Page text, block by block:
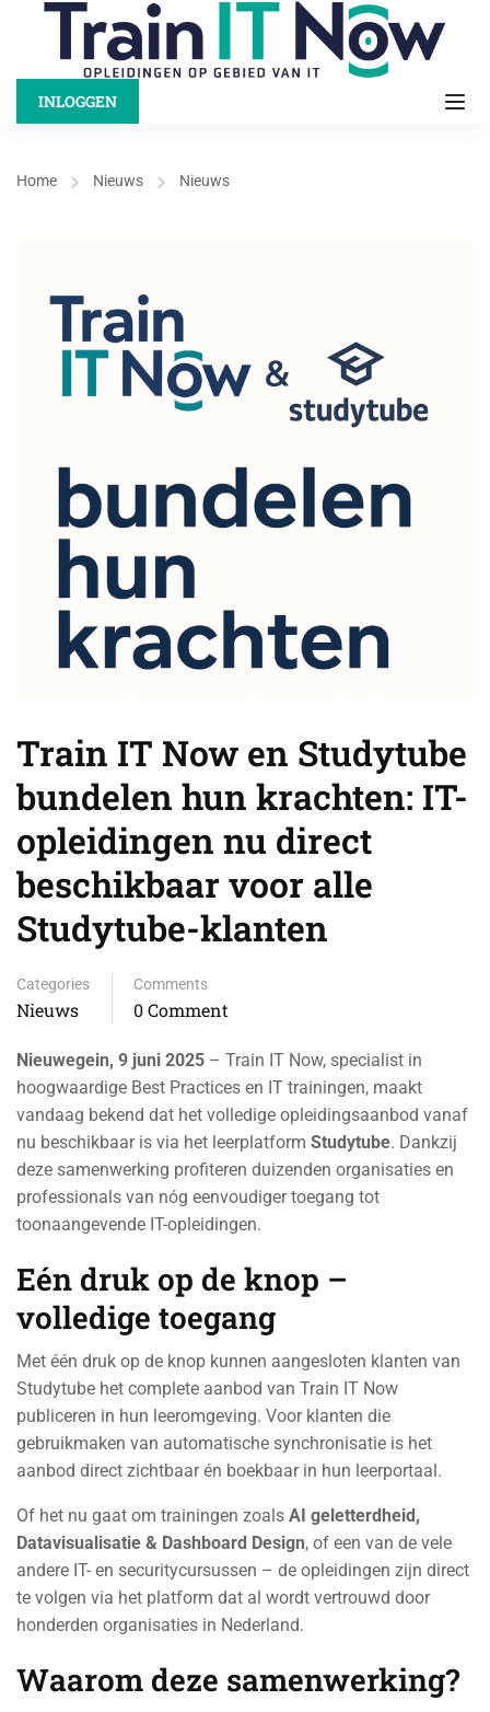
INLOGGEN
Home Nieuws Nieuws
Train IT Now en Studytube
bundelen hun krachten: IT-
opleidingen nu direct
beschikbaar voor alle
Studytube-klanten
Categories
Nieuws
Comments
0 Comment
Nieuwegein, 9 juni 2025 – Train IT Now, specialist in
hoogwaardige Best Practices en IT trainingen, maakt
vandaag bekend dat het volledige opleidingsaanbod vanaf
nu beschikbaar is via het leerplatform Studytube. Dankzij
deze samenwerking profiteren duizenden organisaties en
professionals van nóg eenvoudiger toegang tot
toonaangevende IT-opleidingen.
Eén druk op de knop –
volledige toegang
Met één druk op de knop kunnen aangesloten klanten van
Studytube het complete aanbod van Train IT Now
publiceren in hun leeromgeving. Voor klanten die
gebruikmaken van automatische synchronisatie is het
aanbod direct zichtbaar én boekbaar in hun leerportaal.
Of het nu gaat om trainingen zoals AI geletterdheid,
Datavisualisatie & Dashboard Design, of een van de vele
andere IT- en securitycursussen – de opleidingen zijn direct
te volgen via het platform dat al wordt vertrouwd door
honderden organisaties in Nederland.
Waarom deze samenwerking?